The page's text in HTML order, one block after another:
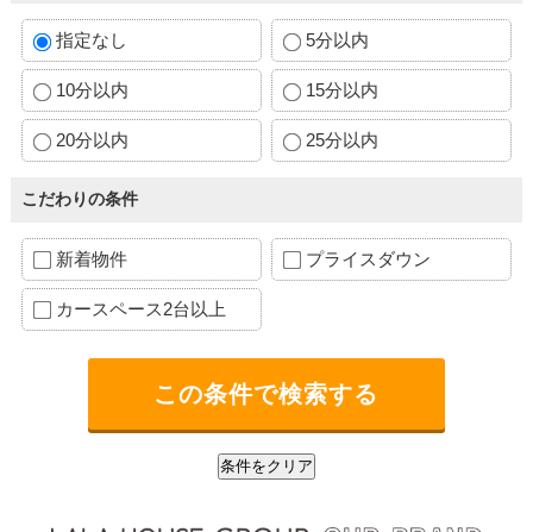
指定なし 5分以内
10分以内 15分以内
20分以内 25分以内
こだわりの条件
新着物件 プライスダウン
カースペース2台以上